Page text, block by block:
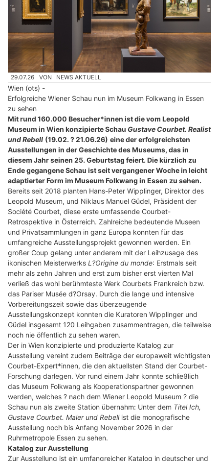
29.07.26 VON NEWS AKTUELL
Wien (ots) -
Erfolgreiche Wiener Schau nun im Museum Folkwang in Essen
zu sehen
Mit rund 160.000 Besucher*innen ist die vom Leopold
Museum in Wien konzipierte Schau Gustave Courbet. Realist
und Rebell (19.02. ? 21.06.26) eine der erfolgreichsten
Ausstellungen in der Geschichte des Museums, das in
diesem Jahr seinen 25. Geburtstag feiert. Die kürzlich zu
Ende gegangene Schau ist seit vergangener Woche in leicht
adaptierter Form im Museum Folkwang in Essen zu sehen.
Bereits seit 2018 planten Hans-Peter Wipplinger, Direktor des
Leopold Museum, und Niklaus Manuel Güdel, Präsident der
Société Courbet, diese erste umfassende Courbet-
Retrospektive in Österreich. Zahlreiche bedeutende Museen
und Privatsammlungen in ganz Europa konnten für das
umfangreiche Ausstellungsprojekt gewonnen werden. Ein
großer Coup gelang unter anderem mit der Leihzusage des
ikonischen Meisterwerks L?Origine du monde: Erstmals seit
mehr als zehn Jahren und erst zum bisher erst vierten Mal
verließ das wohl berühmteste Werk Courbets Frankreich bzw.
das Pariser Musée d?Orsay. Durch die lange und intensive
Vorbereitungszeit sowie das überzeugende
Ausstellungskonzept konnten die Kuratoren Wipplinger und
Güdel insgesamt 120 Leihgaben zusammentragen, die teilweise
noch nie öffentlich zu sehen waren.
Der in Wien konzipierte und produzierte Katalog zur
Ausstellung vereint zudem Beiträge der europaweit wichtigsten
Courbet-Expert*innen, die den aktuellsten Stand der Courbet-
Forschung darlegen. Vor rund einem Jahr konnte schließlich
das Museum Folkwang als Kooperationspartner gewonnen
werden, welches ? nach dem Wiener Leopold Museum ? die
Schau nun als zweite Station übernahm: Unter dem Titel Ich,
Gustave Courbet. Maler und Rebellist die monografische
Ausstellung noch bis Anfang November 2026 in der
Ruhrmetropole Essen zu sehen.
Katalog zur Ausstellung
Zur Ausstellung ist ein umfangreicher Katalog in deutscher und